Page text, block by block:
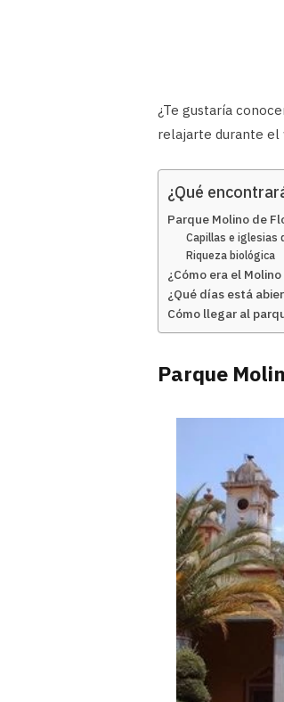
¿Te gustaría
relajarte durante el
¿Qué
Parque Molino de
Capillas e iglesias
Riqueza biológica
¿Cómo era el
¿Qué días está
Cómo llegar al
Parque